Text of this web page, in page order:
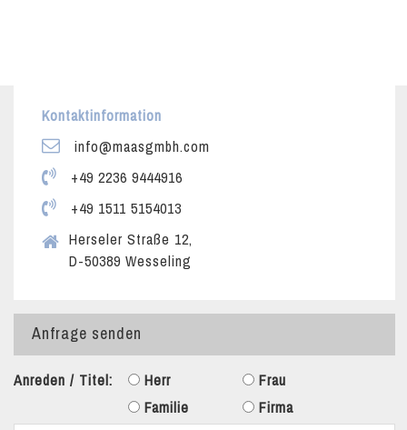
Kontaktinformation
info@maasgmbh.com
+49 2236 9444916
+49 1511 5154013
Herseler Straße 12,
D-50389 Wesseling
Anfrage senden
Anreden / Titel: Herr
Frau
Familie
Firma